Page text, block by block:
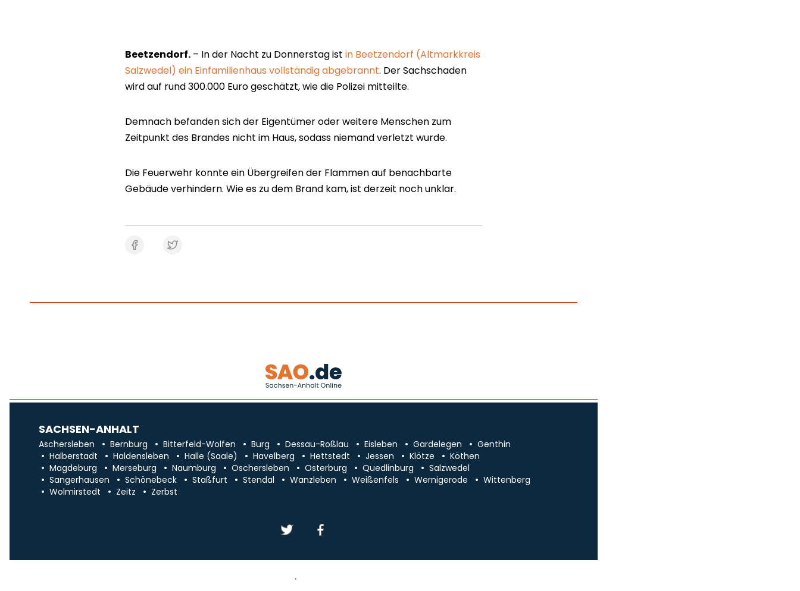
Beetzendorf. – In der Nacht zu Donnerstag ist in Beetzendorf (Altmarkkreis
Salzwedel) ein Einfamilienhaus vollständig abgebrannt. Der Sachschaden
wird auf rund 300.000 Euro geschätzt, wie die Polizei mitteilte.
Demnach befanden sich der Eigentümer oder weitere Menschen zum
Zeitpunkt des Brandes nicht im Haus, sodass niemand verletzt wurde.
Die Feuerwehr konnte ein Übergreifen der Flammen auf benachbarte
Gebäude verhindern. Wie es zu dem Brand kam, ist derzeit noch unklar.
SACHSEN-ANHALT
Aschersleben Bernburg Bitterfeld-Wolfen Burg Dessau-Roßlau Eisleben Gardelegen
Genthin
Halberstadt
Haldensleben Halle (Saale) Havelberg Hettstedt Jessen Klötze
Köthen
Magdeburg
Merseburg Naumburg Oschersleben Osterburg Quedlinburg
Salzwedel
Sangerhausen
Schönebeck Staßfurt Stendal Wanzleben Weißenfels Wernigerode
Wittenberg
Wolmirstedt
Zeitz Zerbst
Impressum/Kontakt